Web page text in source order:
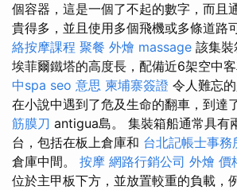
個容器，這是一個了不起的數字，而且
貴得多，並且使用多個飛機或多條道路
絡按摩課程 聚餐 外燴 massage 該集
埃菲爾鐵塔的高度長，配備近6架空中
中spa seo 意思 柬埔寨簽證 令人難忘
在小說中遇到了危及生命的翻車，到達
筋膜刀 antigua島。 集裝箱船通常具有
台，包括在板上倉庫和 台北記帳士事務
倉庫中間。 按摩 網路行銷公司 外燴 價
位於主甲板下方，並放置較重的負載，